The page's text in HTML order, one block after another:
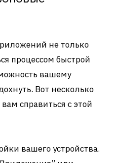
не только
процессом быстрой
вашему
Вот несколько
справиться с этой
вашего устройства.